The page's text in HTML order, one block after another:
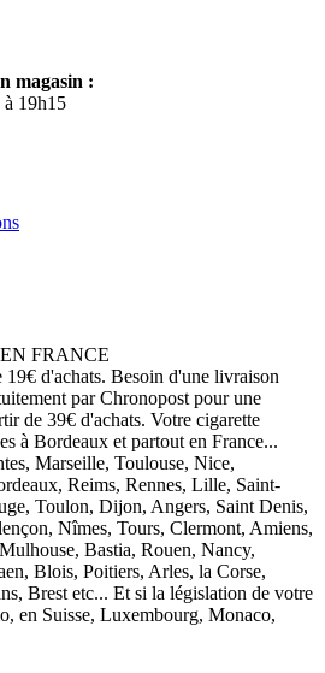
FRANCE
d'achats. Besoin d'une livraison
par Chronopost pour une
de 39€ d'achats. Votre cigarette
à Bordeaux et partout en France...
Marseille, Toulouse, Nice,
Reims, Rennes, Lille, Saint-
Toulon, Dijon, Angers, Saint Denis,
Nîmes, Tours, Clermont, Amiens,
Bastia, Rouen, Nancy,
Blois, Poitiers, Arles, la Corse,
Brest etc... Et si la législation de votre
en Suisse, Luxembourg, Monaco,
magasin :
19h15